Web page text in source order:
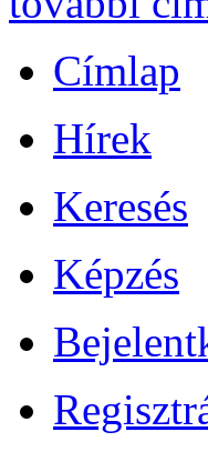
Címlap
Hírek
Keresés
Képzés